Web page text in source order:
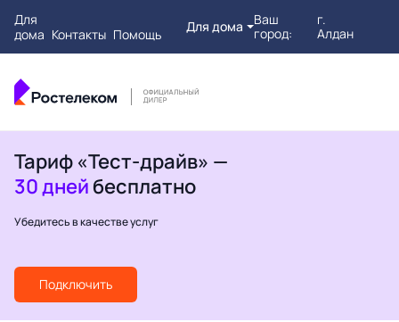
Для
дома Контакты Помощь Для дома
Ваш
город:
г.
Алдан
Тариф «Тест-драйв» —
30 дней бесплатно
Убедитесь в качестве услуг
Подключить